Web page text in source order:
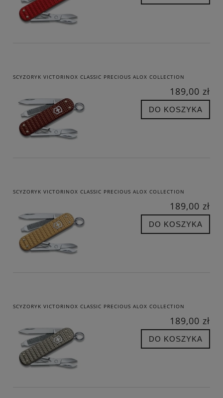
SCYZORYK VICTORINOX CLASSIC PRECIOUS ALOX COLLECTION
189,00 zł
DO KOSZYKA
SCYZORYK VICTORINOX CLASSIC PRECIOUS ALOX COLLECTION
189,00 zł
DO KOSZYKA
SCYZORYK VICTORINOX CLASSIC PRECIOUS ALOX COLLECTION
189,00 zł
DO KOSZYKA